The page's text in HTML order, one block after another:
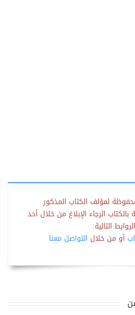
لمؤلف الكتاب المذكور.
الرجاء الإبلاغ من خلال أحد
الروابط التالية:
أو من خلال التواصل معنا